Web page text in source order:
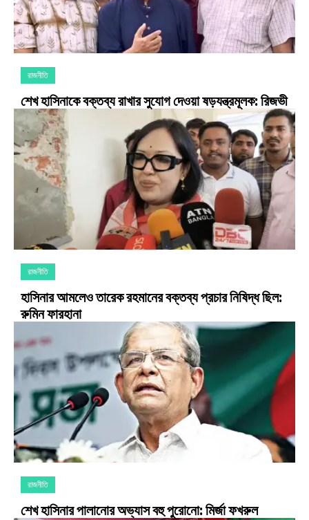
রাজনীতি
শেখ হাসিনাকে বক্তব্য রাখার সুযোগ দেওয়া ষড়যন্ত্রমূলক: রিজভী
রাজনীতি
হাসিনার আমলেও তারেক রহমানের বক্তব্য প্রচার নিষিদ্ধ ছিল:
রুমিন ফারহানা
রাজনীতি
শেখ হাসিনার পালানোর অভ্যাস বহু পুরোনো: মির্জা ফখরুল